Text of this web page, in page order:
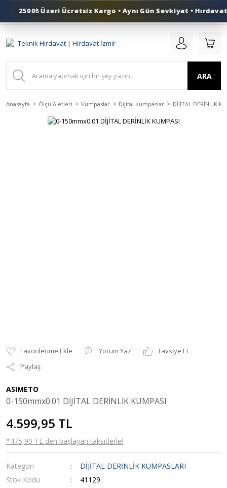
0 (553) 324 41 50
ARA
Anasayfa Ölçü Aletleri Kumpaslar Dijital Kumpaslar DİJİTAL DERİNLİK
Yorum Yaz
Tavsiye Et
Paylaş
ASIMETO
0-150mmx0.01 DİJİTAL DERİNLİK KUMPASI
4.599,95 TL
*475,90 TL den başlayan taksitlerle!
Kategori
DİJİTAL DERİNLİK KUMPASLARI
Stok Kodu
41129
2500₺ Üzeri Ücretsiz Kargo • Aynı Gün Sevkiyat •